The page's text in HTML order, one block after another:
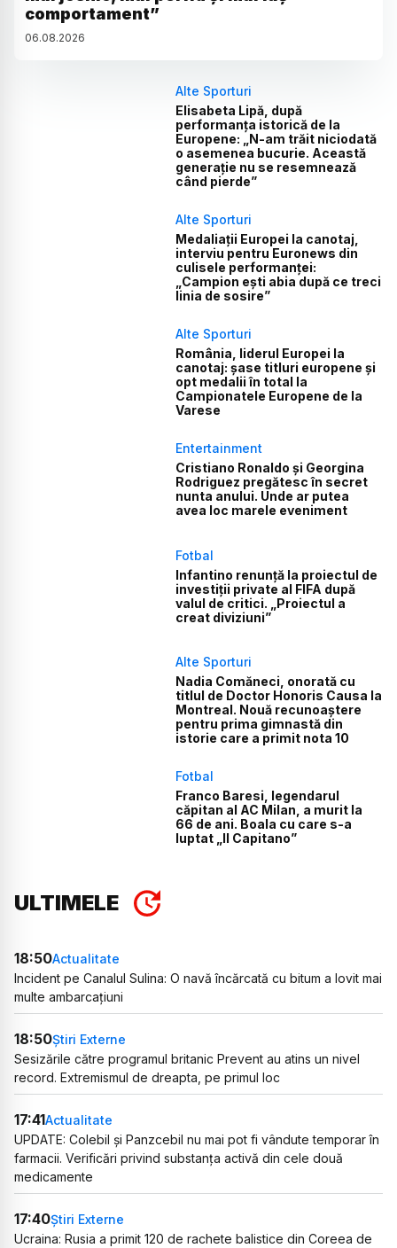
comportament”
06.08.2026
Alte Sporturi
Elisabeta Lipă, după
performanța istorică de la
Europene: „N-am trăit niciodată
o asemenea bucurie. Această
generație nu se resemnează
când pierde”
Alte Sporturi
Medaliații Europei la canotaj,
interviu pentru Euronews din
culisele performanței:
„Campion ești abia după ce treci
linia de sosire”
Alte Sporturi
România, liderul Europei la
canotaj: șase titluri europene și
opt medalii în total la
Campionatele Europene de la
Varese
Entertainment
Cristiano Ronaldo și Georgina
Rodriguez pregătesc în secret
nunta anului. Unde ar putea
avea loc marele eveniment
Fotbal
Infantino renunță la proiectul de
investiții private al FIFA după
valul de critici. „Proiectul a
creat diviziuni”
Alte Sporturi
Nadia Comăneci, onorată cu
titlul de Doctor Honoris Causa la
Montreal. Nouă recunoaștere
pentru prima gimnastă din
istorie care a primit nota 10
Fotbal
Franco Baresi, legendarul
căpitan al AC Milan, a murit la
66 de ani. Boala cu care s-a
luptat „Il Capitano”
ULTIMELE
18:50Actualitate
Incident pe Canalul Sulina: O navă încărcată cu bitum a lovit mai
multe ambarcațiuni
18:50Știri Externe
Sesizările către programul britanic Prevent au atins un nivel
record. Extremismul de dreapta, pe primul loc
17:41Actualitate
UPDATE: Colebil și Panzcebil nu mai pot fi vândute temporar în
farmacii. Verificări privind substanța activă din cele două
medicamente
17:40Știri Externe
Ucraina: Rusia a primit 120 de rachete balistice din Coreea de